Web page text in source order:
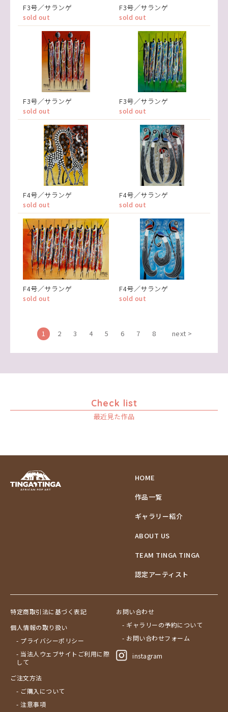
F3号／サランゲ
sold out
F3号／サランゲ
sold out
F3号／サランゲ
sold out
F3号／サランゲ
sold out
F4号／サランゲ
sold out
F4号／サランゲ
sold out
F4号／サランゲ
sold out
F4号／サランゲ
sold out
1 2 3 4 5 6 7 8 next >
Check list
最近見た作品
HOME
作品一覧
ギャラリー紹介
ABOUT US
TEAM TINGA TINGA
認定アーティスト
特定商取引法に基づく表記
個人情報の取り扱い
- プライバシーポリシー
- 当法人ウェブサイトご利用に際
して
ご注文方法
- ご購入について
- 注意事項
お問い合わせ
- ギャラリーの予約について
- お問い合わせフォーム
instagram